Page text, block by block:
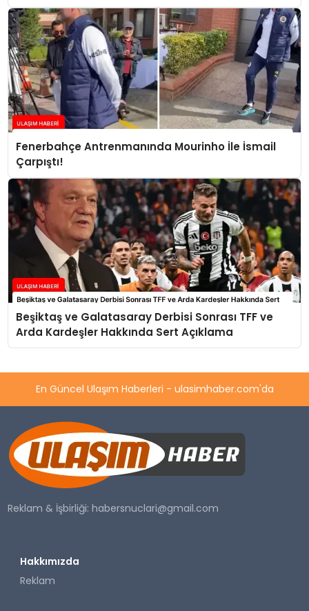
Fenerbahçe Antrenmanında Mourinho İle İsmail
Çarpıştı!
Beşiktaş ve Galatasaray Derbisi Sonrası TFF ve
Arda Kardeşler Hakkında Sert Açıklama
En Güncel Ulaşım Haberleri - ulasimhaber.com'da
Reklam & İşbirliği:habersnuclari@gmail.com
Hakkımızda
Reklam